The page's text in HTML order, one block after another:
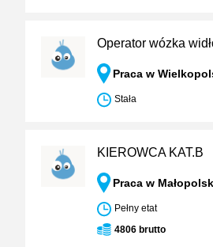
Operator wózka
Praca w
Stała
KIEROWCA KAT.B
Praca w
Pełny etat
4806 brutto